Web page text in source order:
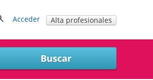
Acceder Alta profesionales